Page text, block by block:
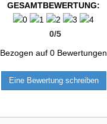
GESAMTBEWERTUNG:
0/5
Bezogen auf 0 Bewertungen
Eine Bewertung schreiben